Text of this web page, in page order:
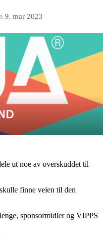
9. mar 2023
ut noe av overskuddet til
finne veien til den
sponsormidler og VIPPS